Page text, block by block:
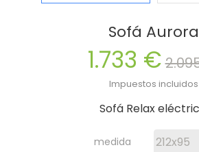
Sofá Aurora
1.733 €
Impuestos incluidos
Sofá Relax
medida